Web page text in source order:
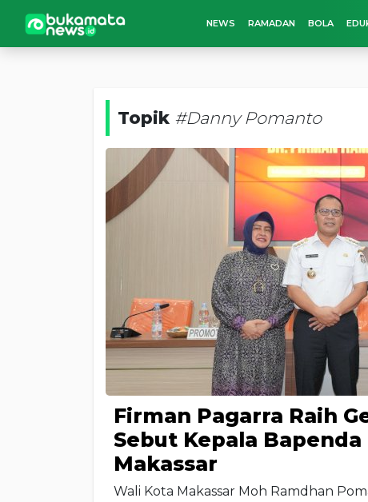
NEWS RAMADAN BOLA
Topik #Danny Pomanto
Firman Pagarra Raih
Sebut Kepala
Makassar
Wali Kota Makassar Moh Ramdhan